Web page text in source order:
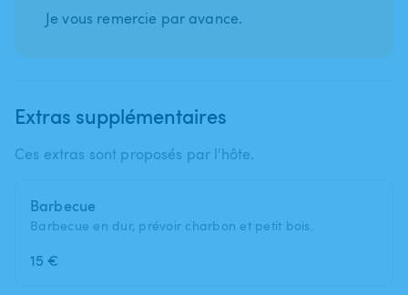
Je vous remercie par avance.
Extras supplémentaires
Ces extras sont proposés par l'hôte.
Barbecue
Barbecue en dur, prévoir charbon et petit bois.
15 €